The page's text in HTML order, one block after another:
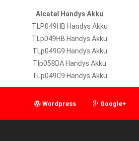
Alcatel Handys Akku
TLP049HB Handys Akku
TLp049HB Handys Akku
TLp049G9 Handys Akku
Tlp058DA Handys Akku
TLp049C9 Handys Akku
Wordpress Google+